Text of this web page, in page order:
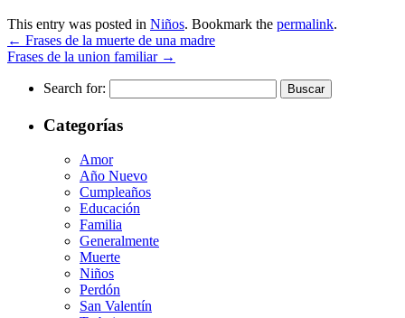
This entry was posted in Niños. Bookmark the permalink.
← Frases de la muerte de una madre
Frases de la union familiar →
Search for:
Categorías
Amor
Año Nuevo
Cumpleaños
Educación
Familia
Generalmente
Muerte
Niños
Perdón
San Valentín